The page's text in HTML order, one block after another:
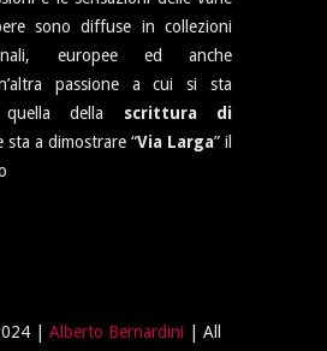
sono diffuse in collezioni
europee ed anche
passione a cui si sta
quella della scrittura di
sta a dimostrare “Via Larga” il
| Alberto Bernardini | All